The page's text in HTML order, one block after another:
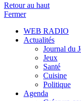
Retour au haut
Fermer
WEB RADIO
Actualités
Journal du
Jeux
Santé
Cuisine
Politique
Agenda